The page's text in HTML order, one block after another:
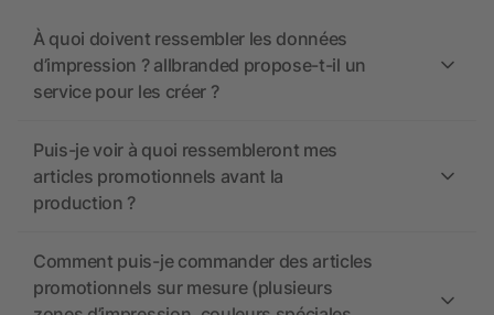
À quoi doivent ressembler les données
d’impression ? allbranded propose-t-il un
service pour les créer ?
Puis-je voir à quoi ressembleront mes
articles promotionnels avant la
production ?
Comment puis-je commander des articles
promotionnels sur mesure (plusieurs